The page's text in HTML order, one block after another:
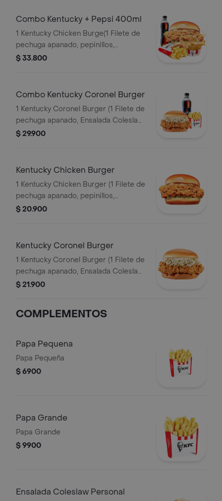
Combo Kentucky + Pepsi 400ml
1 Kentucky Chicken Burge(1 Filete de
pechuga apanado, pepinillos,
mayonesa premium y mantequilla) + 1
$ 33.800
Combo Kentucky Coronel Burger
1 Kentucky Coronel Burger (1 Filete de
pechuga apanado, Ensalada Coleslaw,
BBQ y mantequilla) + 1 Papa Pequeña
$ 29.900
Kentucky Chicken Burger
1 Kentucky Chicken Burger (1 Filete de
pechuga apanado, pepinillos,
mayonesa premium y mantequilla)
$ 20.900
Kentucky Coronel Burger
1 Kentucky Coronel Burger (1 Filete de
pechuga apanado, Ensalada Coleslaw,
BBQ y mantequilla)
$ 21.900
COMPLEMENTOS
Papa Pequena
Papa Pequeña
$ 6900
Papa Grande
Papa Grande
$ 9900
Ensalada Coleslaw Personal